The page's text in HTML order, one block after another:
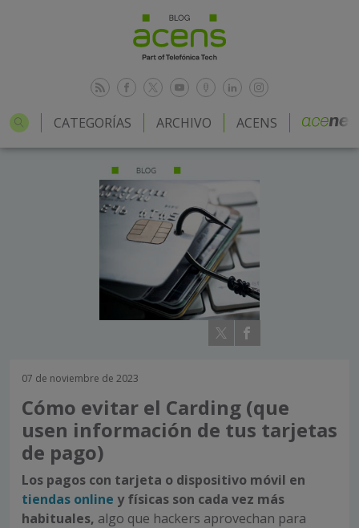
CATEGORÍAS ARCHIVO ACENS
07 de noviembre de 2023
Cómo evitar el Carding (que
usen información de tus tarjetas
de pago)
Los pagos con tarjeta o dispositivo móvil en
tiendas online y físicas son cada vez más
habituales, algo que hackers aprovechan para